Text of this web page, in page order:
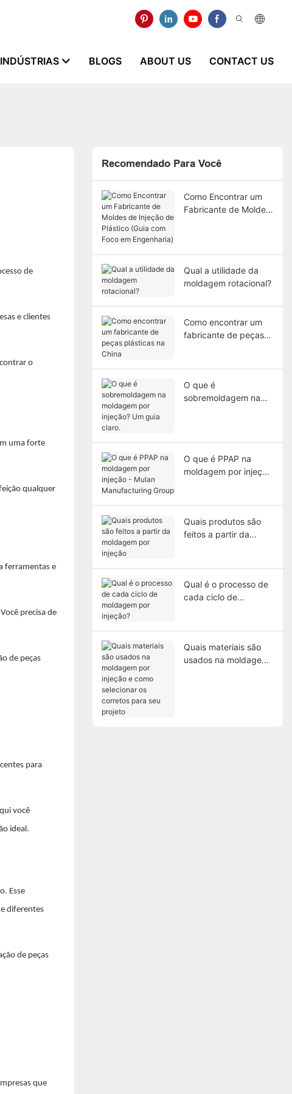
BLOGS ABOUT US CONTACT US
de
e clientes
o
uma forte
qualquer
ferramentas e
precisa de
de peças
para
você
ideal.
Esse
diferentes
de peças
que
Recomendado Para Você
Como Encontrar um
Fabricante de Moldes
Qual a utilidade da
moldagem rotacional?
Como encontrar um
fabricante de peças
O que é
sobremoldagem na
O que é PPAP na
moldagem por injeção
Quais produtos são
feitos a partir da
Qual é o processo de
cada ciclo de
Quais materiais são
usados ​​na moldagem